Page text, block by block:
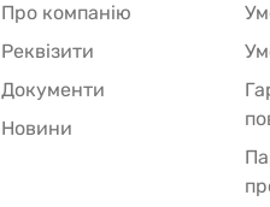
Про компанію
Реквізити
Документи
Новини